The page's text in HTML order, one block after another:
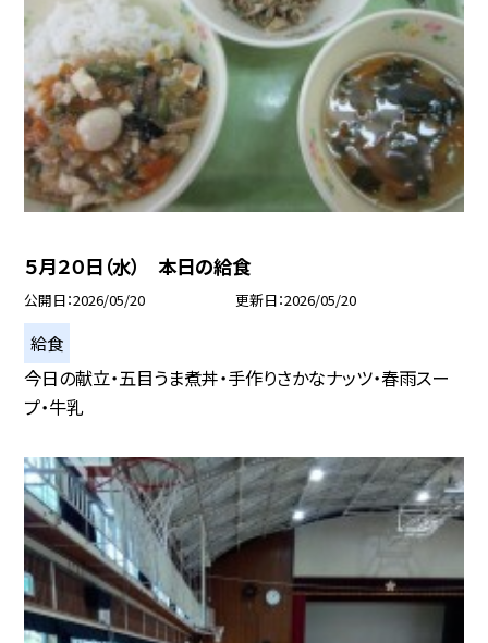
５月２０日（水） 本日の給食
公開日 2026/05/20 更新日 2026/05/20
給食
今日の献立・五目うま煮丼・手作りさかなナッツ・春雨スー
プ・牛乳